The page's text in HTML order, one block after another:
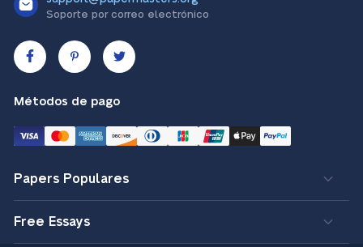
Soporte por correo electrónico
Métodos de pago
Papers Populares
Free Essays